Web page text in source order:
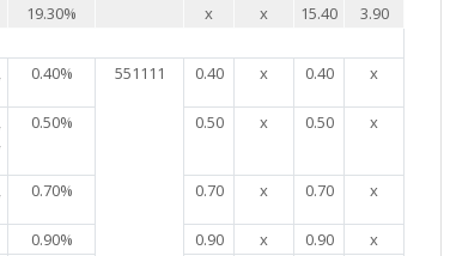
19.30%
х х 15.40
3.90
0.40% 551111 0.40 х 0.40 х
0.50% 0.50 х 0.50 х
0.70% 0.70 х 0.70 х
0.90% 0.90 х 0.90
х